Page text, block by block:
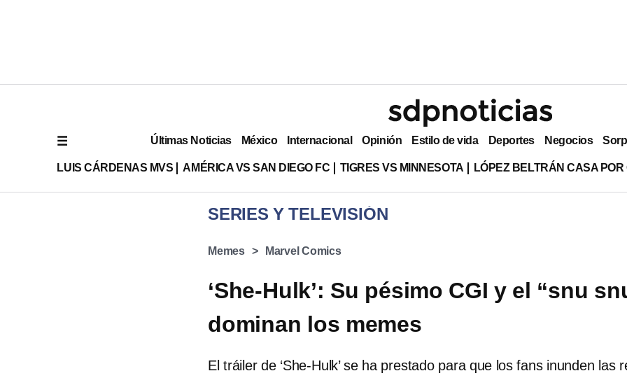
Últimas Noticias México Internacional Opinión Estilo de vida Deportes Negocios
LUIS CÁRDENAS MVS AMÉRICA VS SAN DIEGO FC TIGRES VS MINNESOTA LÓPEZ BELTRÁN CASA
SERIES Y TELEVISIÓN
Memes Marvel Comics
‘She-Hulk’: Su pésimo CGI y el “snu
dominan los memes
El tráiler de ‘She-Hulk’ se ha prestado para que los fans inunden las